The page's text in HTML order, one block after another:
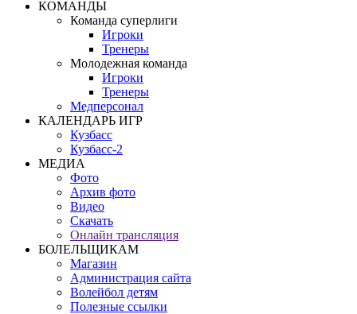
КОМАНДЫ
Команда суперлиги
Игроки
Тренеры
Молодежная команда
Игроки
Тренеры
Медперсонал
КАЛЕНДАРЬ ИГР
Кузбасс
Кузбасс-2
МЕДИА
Фото
Архив фото
Видео
Скачать
Онлайн трансляция
БОЛЕЛЬЩИКАМ
Магазин
Администрация сайта
Волейбол детям
Полезные ссылки